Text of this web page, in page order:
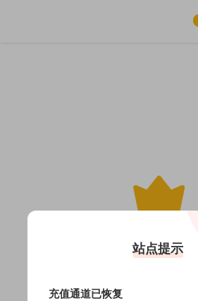
此内容仅限VIP查看
站点提示
充值通道已恢复